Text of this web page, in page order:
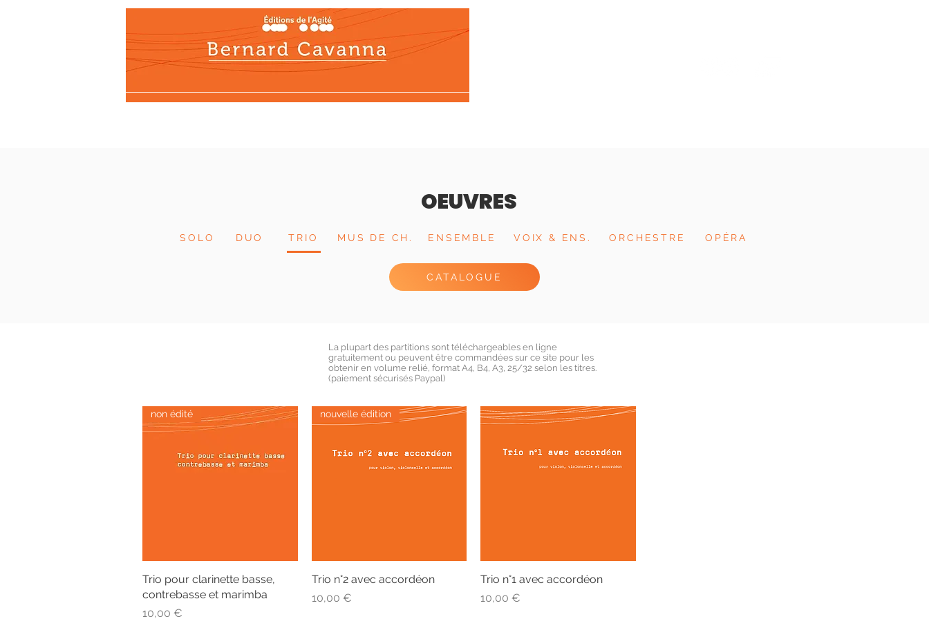
OEUVRES
SOLO DUO TRIO MUS DE CH. ENSEMBLE VOIX & ENS. ORCHESTRE OPÉRA
CATALOGUE
La plupart des partitions sont téléchargeables en ligne
gratuitement ou peuvent être commandées sur ce site pour les
obtenir en volume relié, format A4, B4, A3, 25/32 selon les titres.
(paiement sécurisés Paypal)
Aperçu rapide
non édité
Trio pour clarinette basse,
contrebasse et marimba
Prix
10,00 €
Aperçu rapide
nouvelle édition
Trio n°2 avec accordéon
Prix
10,00 €
Aperçu rapide
Trio n°1 avec accordéon
Prix
10,00 €